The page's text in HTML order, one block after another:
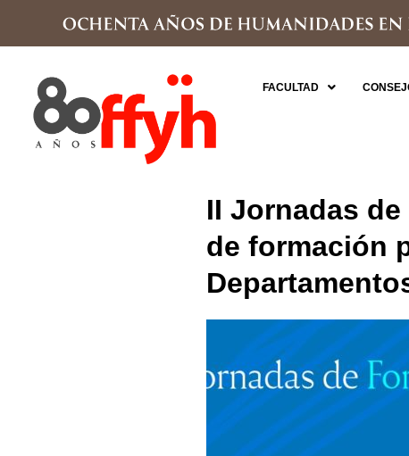
FACULTAD
II Jornadas
de formación